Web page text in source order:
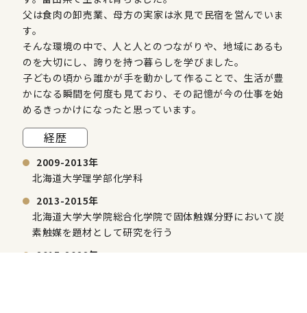
父は食肉の卸売業、母方の実家は氷見で民宿を営んでいま
す。
そんな環境の中で、人と人とのつながりや、地域にあるも
のを大切にし、 誇りを持つ暮らしを学びました。
子どもの頃から誰かが手を動かして作ることで、生活が豊
かになる瞬間を何度も見ており、 その記憶が今の仕事を始
めるきっかけになったと思っています。
経歴
2009-2013年
北海道大学理学部化学科
2013-2015年
北海道大学大学院総合化学院で固体触媒分野において 炭
素触媒を題材として研究を行う
2015-2022年